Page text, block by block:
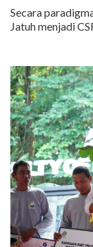
Secara
Jatuh menjadi